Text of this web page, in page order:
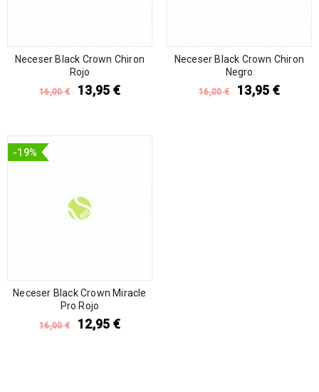
Neceser Black Crown Chiron
Rojo
16,00€ 13,95 €
Neceser Black Crown Chiron
Negro
16,00€ 13,95 €
-19%
Neceser Black Crown Miracle
Pro Rojo
16,00€ 12,95 €